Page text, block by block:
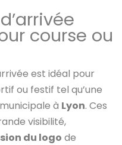
course ou
est idéal pour
ou festif tel qu’une
à Lyon. Ces
visibilité,
du logo de